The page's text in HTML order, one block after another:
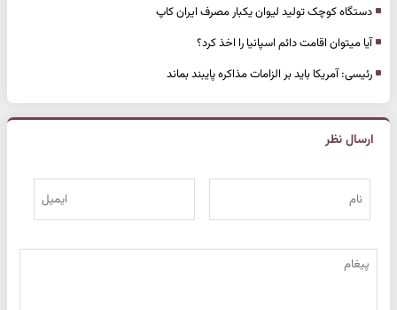
دستگاه کوچک تولید لیوان یکبار مصرف ایران کاپ
آیا میتوان اقامت دائم اسپانیا را اخذ کرد؟
رئیسی: آمریکا باید بر الزامات مذاکره پایبند بماند
ارسال نظر